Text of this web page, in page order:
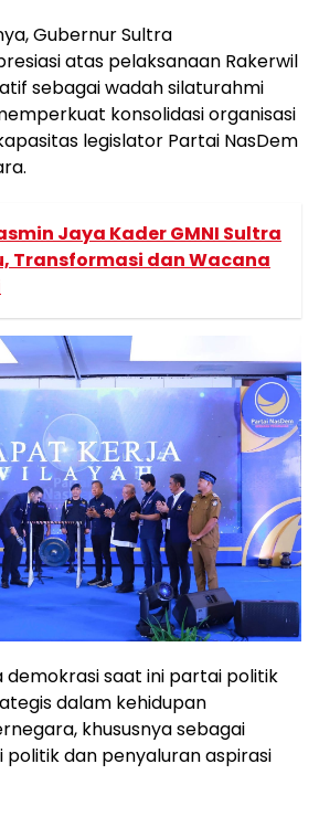
Gubernur Sultra
atas pelaksanaan Rakerwil
sebagai wadah silaturahmi
konsolidasi organisasi
legislator Partai NasDem
Jaya Kader GMNI Sultra
Transformasi dan Wacana
demokrasi saat ini partai politik
dalam kehidupan
khususnya sebagai
politik dan penyaluran aspirasi